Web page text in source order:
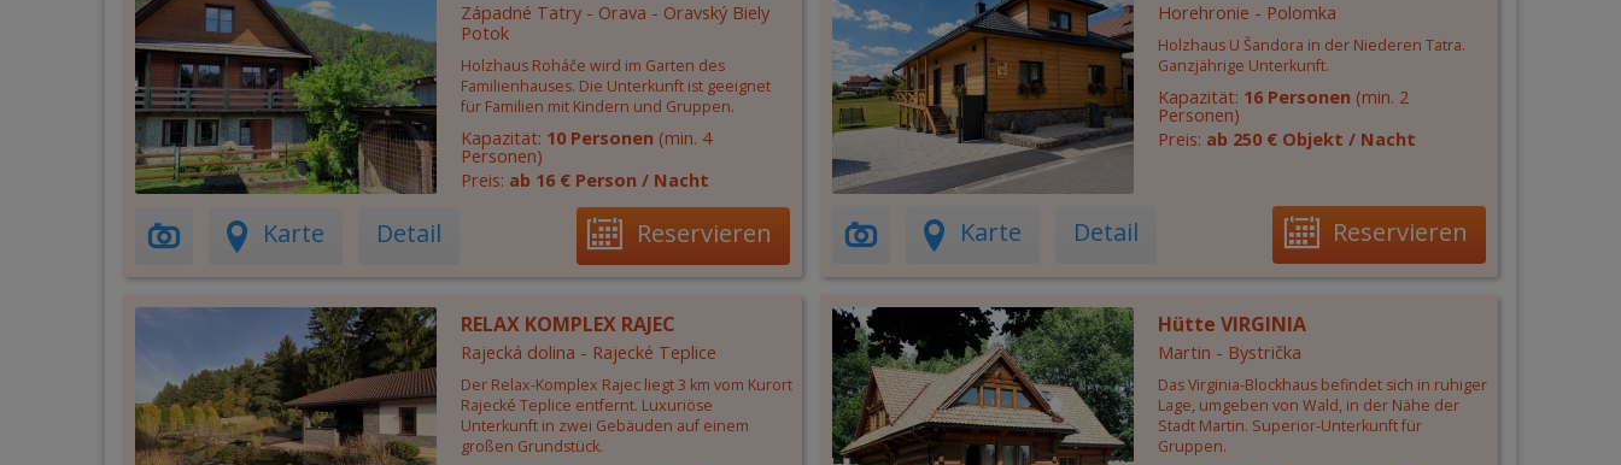
Západné Tatry - Orava - Oravský Biely
Potok
Holzhaus Roháče wird im Garten des
Familienhauses. Die Unterkunft ist geeignet
für Familien mit Kindern und Gruppen.
Kapazität: 10 Personen (min. 4
Personen)
Preis: ab 16 € Person / Nacht
Karte Detail Reservieren
Horehronie - Polomka
Holzhaus U Šandora in der Niederen Tatra.
Ganzjährige Unterkunft.
Kapazität: 16 Personen (min. 2
Personen)
Preis: ab 250 € Objekt / Nacht
Karte Detail Reservieren
RELAX KOMPLEX RAJEC
Rajecká dolina - Rajecké Teplice
Der Relax-Komplex Rajec liegt 3 km vom Kurort
Rajecké Teplice entfernt. Luxuriöse
Unterkunft in zwei Gebäuden auf einem
großen Grundstück.
Hütte VIRGINIA
Martin - Bystrička
Das Virginia-Blockhaus befindet sich in ruhiger
Lage, umgeben von Wald, in der Nähe der
Stadt Martin. Superior-Unterkunft für
Gruppen.